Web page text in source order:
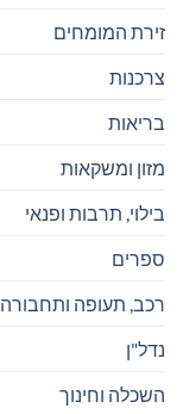
זירת המומחים
צרכנות
בריאות
מזון ומשקאות
בילוי, תרבות ופנאי
ספרים
רכב, תעופה ותחבורה
נדל"ן
השכלה וחינוך